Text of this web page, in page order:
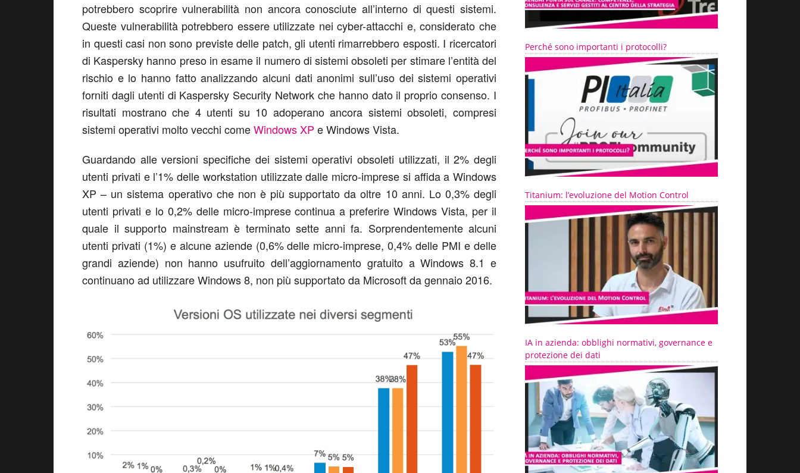
potrebbero scoprire vulnerabilità non ancora conosciute all’interno di questi sistemi.
Queste vulnerabilità potrebbero essere utilizzate nei cyber-attacchi e, considerato che
in questi casi non sono previste delle patch, gli utenti rimarrebbero esposti. I ricercatori
di Kaspersky hanno preso in esame il numero di sistemi obsoleti per stimare l’entità del
rischio e lo hanno fatto analizzando alcuni dati anonimi sull’uso dei sistemi operativi
forniti dagli utenti di Kaspersky Security Network che hanno dato il proprio consenso. I
risultati mostrano che 4 utenti su 10 adoperano ancora sistemi obsoleti, compresi
sistemi operativi molto vecchi comeWindows XP e Windows Vista.
Guardando alle versioni specifiche dei sistemi operativi obsoleti utilizzati, il 2% degli
utenti privati e l’1% delle workstation utilizzate dalle micro-imprese si affida a Windows
XP – un sistema operativo che non è più supportato da oltre 10 anni. Lo 0,3% degli
utenti privati e lo 0,2% delle micro-imprese continua a preferire Windows Vista, per il
quale il supporto mainstream è terminato sette anni fa. Sorprendentemente alcuni
utenti privati (1%) e alcune aziende (0,6% delle micro-imprese, 0,4% delle PMI e delle
grandi aziende) non hanno usufruito dell’aggiornamento gratuito a Windows 8.1 e
continuano ad utilizzare Windows 8, non più supportato da Microsoft da gennaio 2016.
Perché sono importanti i protocolli?
Titanium: l’evoluzione del Motion Control
IA in azienda: obblighi normativi, governance e
protezione dei dati